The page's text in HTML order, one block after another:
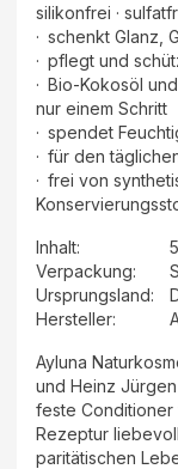
silikonfrei ·
· schenkt Glanz,
· pflegt und
· Bio-Kokosöl
nur einem Schritt
· spendet
· für den
· frei von
Inhalt:
Verpackung:
Ursprungsland:
Hersteller:
Ayluna
und Heinz
feste Conditioner
Rezeptur
paritätischen